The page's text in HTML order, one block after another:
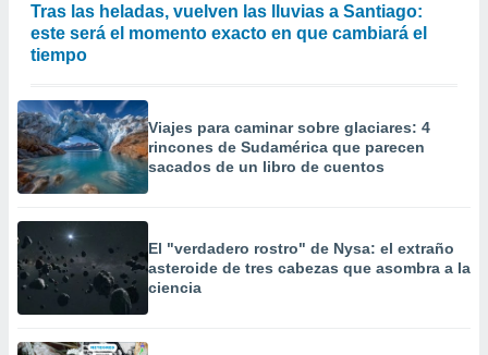
Tras las heladas, vuelven las lluvias a Santiago:
este será el momento exacto en que cambiará el
tiempo
Viajes para caminar sobre glaciares: 4
rincones de Sudamérica que parecen
sacados de un libro de cuentos
El "verdadero rostro" de Nysa: el extraño
asteroide de tres cabezas que asombra a la
ciencia